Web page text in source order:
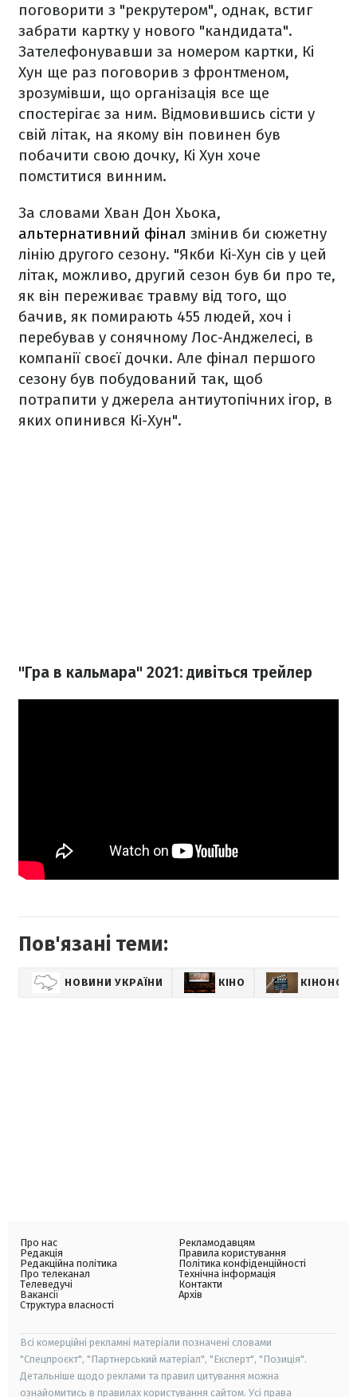
поговорити з "рекрутером", однак, встиг
забрати картку у нового "кандидата".
Зателефонувавши за номером картки, Кі
Хун ще раз поговорив з фронтменом,
зрозумівши, що організація все ще
спостерігає за ним. Відмовившись сісти у
свій літак, на якому він повинен був
побачити свою дочку, Кі Хун хоче
помститися винним.
За словами Хван Дон Хьока,
альтернативний фінал змінив би сюжетну
лінію другого сезону. "Якби Кі-Хун сів у цей
літак, можливо, другий сезон був би про те,
як він переживає травму від того, що
бачив, як помирають 455 людей, хоч і
перебував у сонячному Лос-Анджелесі, в
компанії своєї дочки. Але фінал першого
сезону був побудований так, щоб
потрапити у джерела антиутопічних ігор, в
яких опинився Кі-Хун".
"Гра в кальмара" 2021: дивіться трейлер
Пов'язані теми:
НОВИНИ УКРАЇНИ КІНО
Про нас
Редакція
Редакційна політика
Про телеканал
Телеведучі
Вакансії
Структура власності
Рекламодавцям
Правила користування
Політика конфіденційності
Технічна інформація
Контакти
Архів
Всі комерційні рекламні матеріали позначені словами
"Спецпроєкт", "Партнерський матеріал", "Експерт", "Позиція".
Детальніше щодо реклами та правил цитування можна
ознайомитись в правилах користування сайтом. Усі права